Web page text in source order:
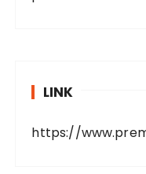
LINK
https://